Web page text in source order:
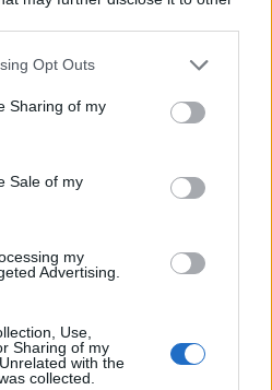
Opt Outs
Sharing of my
Sale of my
my
Advertising.
Use,
Sharing of my
with the
collected.
Child στο Retro